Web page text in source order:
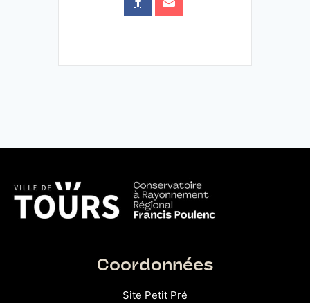
Coordonnées
Site Petit Pré